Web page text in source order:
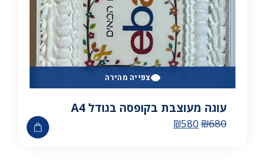
צפייה מהירה
עוגה מעוצבת בקופסה בגודל A4
₪680
₪580